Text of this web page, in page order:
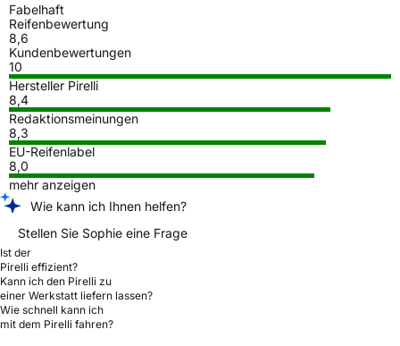
Fabelhaft
Reifenbewertung
8,6
Kundenbewertungen
10
Hersteller Pirelli
8,4
Redaktionsmeinungen
8,3
EU-Reifenlabel
8,0
mehr anzeigen
Wie kann ich Ihnen helfen?
Stellen Sie Sophie eine Frage
Ist der
Pirelli effizient?
Kann ich den Pirelli zu
einer Werkstatt liefern lassen?
Wie schnell kann ich
mit dem Pirelli fahren?